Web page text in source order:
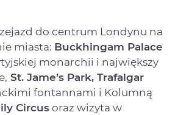
do centrum Londynu na
miasta: Buckhingam Palace
monarchii i największy
St. Jame’s Park, Trafalgar
fontannami i Kolumną
Circus oraz wizyta w